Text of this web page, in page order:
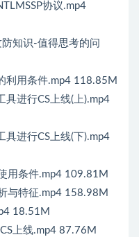
协议.mp4
知识-值得思考的问
用条件.mp4 118.85M
进行CS上线(上).mp4
进行CS上线(下).mp4
用条件.mp4 109.81M
与特征.mp4 158.98M
18.51M
上线.mp4 87.76M